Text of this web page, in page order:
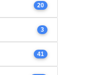
20
3
41